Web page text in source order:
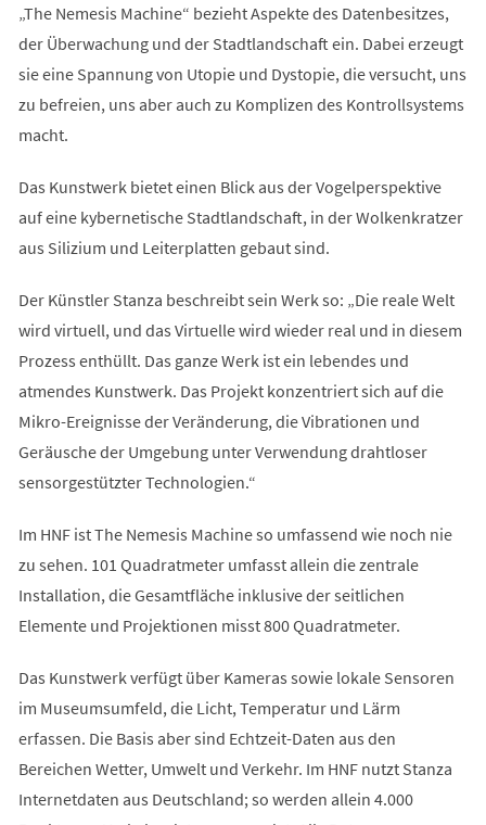
„The Nemesis Machine“ bezieht Aspekte des Datenbesitzes,
der Überwachung und der Stadtlandschaft ein. Dabei erzeugt
sie eine Spannung von Utopie und Dystopie, die versucht, uns
zu befreien, uns aber auch zu Komplizen des Kontrollsystems
macht.
Das Kunstwerk bietet einen Blick aus der Vogelperspektive
auf eine kybernetische Stadtlandschaft, in der Wolkenkratzer
aus Silizium und Leiterplatten gebaut sind.
Der Künstler Stanza beschreibt sein Werk so: „Die reale Welt
wird virtuell, und das Virtuelle wird wieder real und in diesem
Prozess enthüllt. Das ganze Werk ist ein lebendes und
atmendes Kunstwerk. Das Projekt konzentriert sich auf die
Mikro-Ereignisse der Veränderung, die Vibrationen und
Geräusche der Umgebung unter Verwendung drahtloser
sensorgestützter Technologien.“
Im HNF ist The Nemesis Machine so umfassend wie noch nie
zu sehen. 101 Quadratmeter umfasst allein die zentrale
Installation, die Gesamtfläche inklusive der seitlichen
Elemente und Projektionen misst 800 Quadratmeter.
Das Kunstwerk verfügt über Kameras sowie lokale Sensoren
im Museumsumfeld, die Licht, Temperatur und Lärm
erfassen. Die Basis aber sind Echtzeit-Daten aus den
Bereichen Wetter, Umwelt und Verkehr. Im HNF nutzt Stanza
Internetdaten aus Deutschland; so werden allein 4.000